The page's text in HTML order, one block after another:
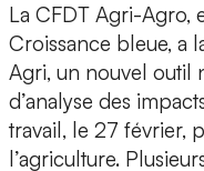
La CFDT Agri-Agro,
Croissance bleue, a
Agri, un nouvel outil
d’analyse des
travail, le 27 février,
l’agriculture.